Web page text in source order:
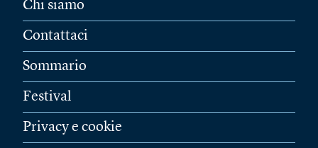
Chi siamo
Contattaci
Sommario
Festival
Privacy e cookie